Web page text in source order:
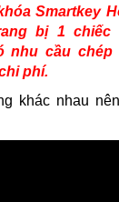
Smartkey
bị 1 chiếc
nhu cầu chép
phí.
khác nhau